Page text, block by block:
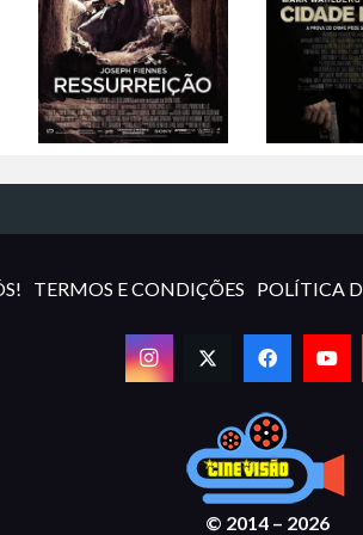
TERMOS E CONDIÇÕES POLÍTICA
© 2014 – 2026